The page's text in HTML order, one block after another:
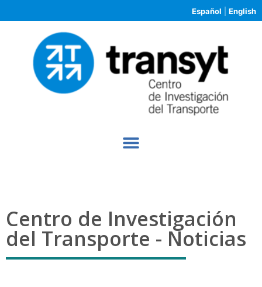
Español English
Centro de Investigación
del Transporte - Noticias